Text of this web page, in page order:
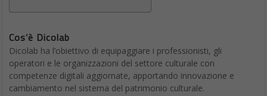
Cos’è Dicolab
Dicolab ha l’obiettivo di equipaggiare i professionisti, gli
operatori e le organizzazioni del settore culturale con
competenze digitali aggiornate, apportando innovazione e
cambiamento nel sistema del patrimonio culturale.